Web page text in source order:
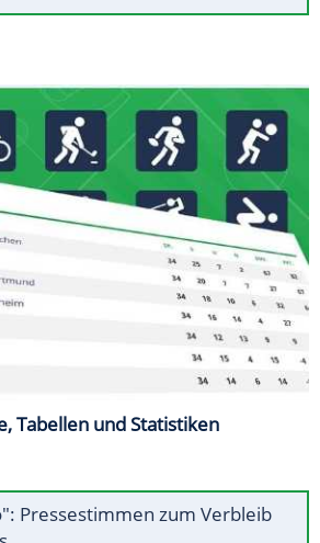
Tabellen und Statistiken
Pressestimmen zum Verbleib